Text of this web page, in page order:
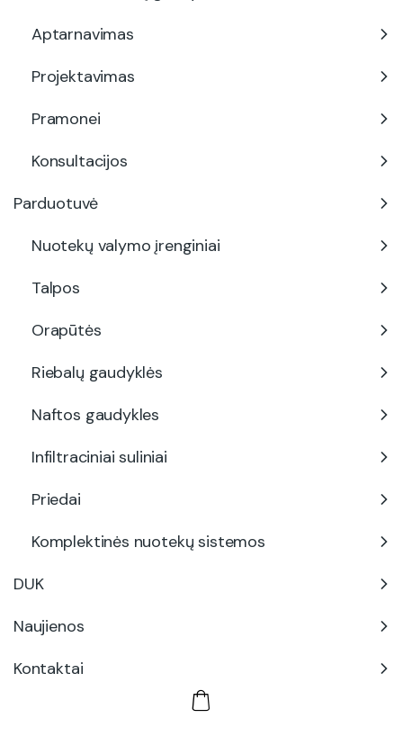
Aptarnavimas
Projektavimas
Pramonei
Konsultacijos
Parduotuvė
Nuotekų valymo įrenginiai
Talpos
Orapūtės
Riebalų gaudyklės
Naftos gaudykles
Infiltraciniai suliniai
Priedai
Komplektinės nuotekų sistemos
DUK
Naujienos
Kontaktai